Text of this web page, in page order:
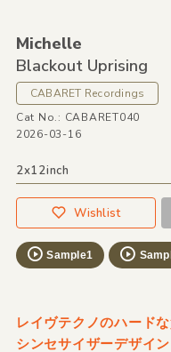
Michelle
Blackout Uprising
CABARET Recordings
Cat No.: CABARET040
2026-03-16
2x12inch
Wishlist
Sample1
レイヴテクノのハード
シンセサイザーデザイ